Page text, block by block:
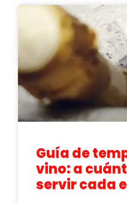
Guía de
vino: a
servir cada